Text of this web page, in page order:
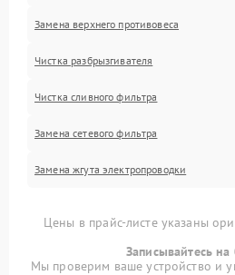
Замена верхнего противовеса
Чистка разбрызгивателя
Чистка сливного фильтра
Замена сетевого фильтра
Замена жгута электропроводки
Цены в прайс-листе указаны
Записывайтесь на
Мы проверим ваше устройство и